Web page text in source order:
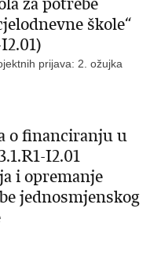
škole“
prijava: 2. ožujka
o financiranju u
I2.01
i opremanje
jednosmjenskog